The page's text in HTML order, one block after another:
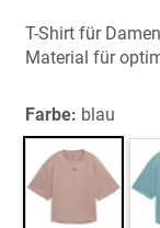
springen
T-Shirt für
Material für
Farbe: blau